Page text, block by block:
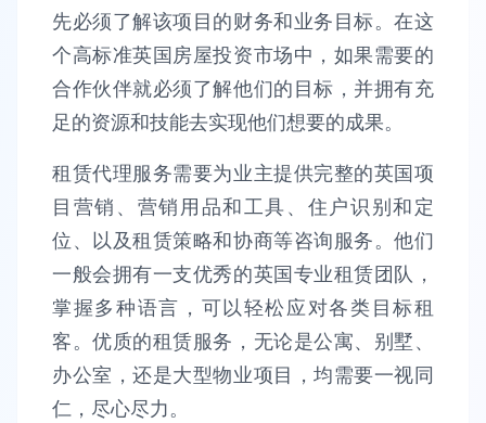
先必须了解该项目的财务和业务目标。在这
个高标准英国房屋投资市场中，如果需要的
合作伙伴就必须了解他们的目标，并拥有充
足的资源和技能去实现他们想要的成果。
租赁代理服务需要为业主提供完整的英国项
目营销、营销用品和工具、住户识别和定
位、以及租赁策略和协商等咨询服务。他们
一般会拥有一支优秀的英国专业租赁团队，
掌握多种语言，可以轻松应对各类目标租
客。优质的租赁服务，无论是公寓、别墅、
办公室，还是大型物业项目，均需要一视同
仁，尽心尽力。